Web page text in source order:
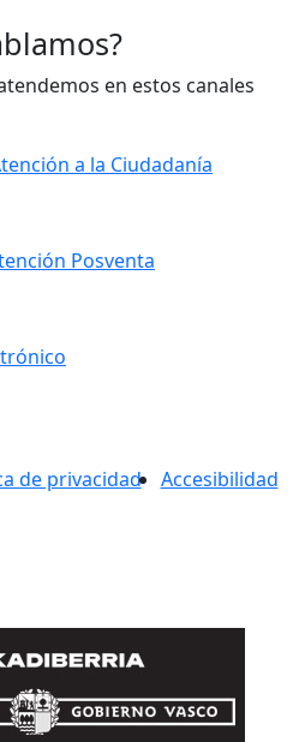
en estos canales
a la Ciudadanía
Posventa
de privacidad Accesibilidad